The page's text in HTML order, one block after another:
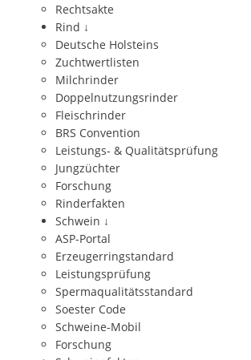
Rechtsakte
Rind ↓
Deutsche Holsteins
Zuchtwertlisten
Milchrinder
Doppelnutzungsrinder
Fleischrinder
BRS Convention
Leistungs- & Qualitätsprüfung
Jungzüchter
Forschung
Rinderfakten
Schwein ↓
ASP-Portal
Erzeugerringstandard
Leistungsprüfung
Spermaqualitätsstandard
Soester Code
Schweine-Mobil
Forschung